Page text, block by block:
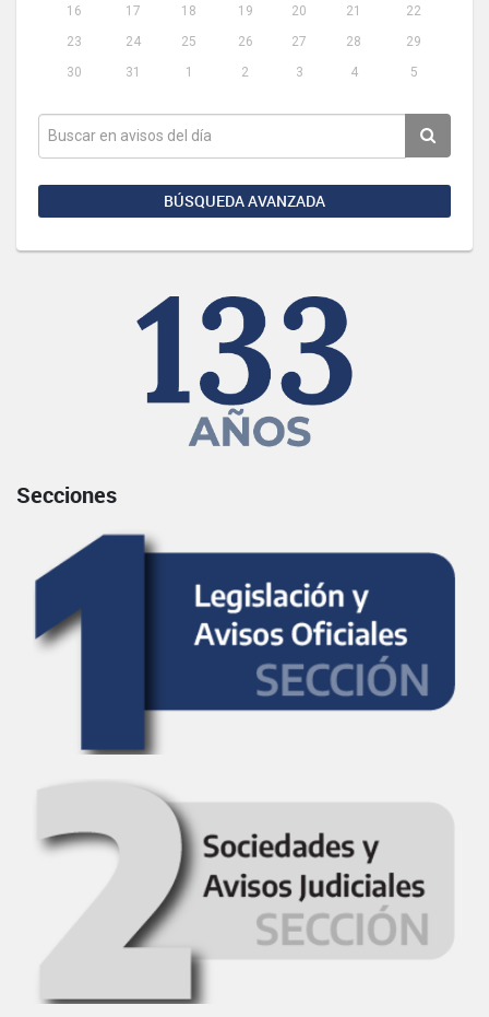
16
17 18 19 20 21
22
23
24 25 26 27 28
29
30
31 1 2 3 4 5
BÚSQUEDA AVANZADA
Secciones